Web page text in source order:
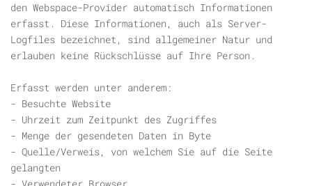
den Webspace-Provider automatisch Informationen
erfasst. Diese Informationen, auch als Server-
Logfiles bezeichnet, sind allgemeiner Natur und
erlauben keine Rückschlüsse auf Ihre Person.
Erfasst werden unter anderem:
- Besuchte Website
- Uhrzeit zum Zeitpunkt des Zugriffes
- Menge der gesendeten Daten in Byte
- Quelle/Verweis, von welchem Sie auf die Seite
gelangten